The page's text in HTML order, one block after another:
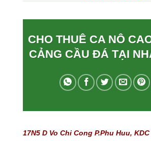
CHO THUÊ CA NÔ
CẢNG CẦU ĐÁ TẠI
17N5 D Vo Chi Cong P.Phu Huu,